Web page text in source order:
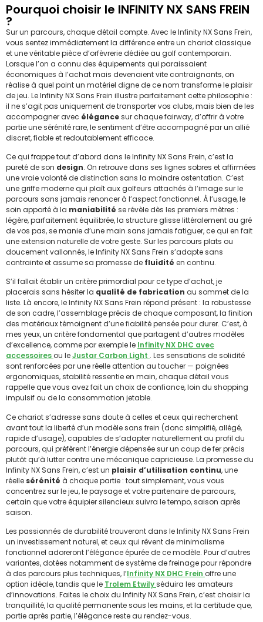
Pourquoi choisir le INFINITY NX SANS FREIN
?
Sur un parcours, chaque détail compte. Avec le Infinity NX Sans Frein,
vous sentez immédiatement la différence entre un chariot classique
et une véritable pièce d’orfèvrerie dédiée au golf contemporain.
Lorsque l’on a connu des équipements qui paraissaient
économiques à l’achat mais devenaient vite contraignants, on
réalise à quel point un matériel digne de ce nom transforme le plaisir
de jeu. Le Infinity NX Sans Frein illustre parfaitement cette philosophie :
il ne s’agit pas uniquement de transporter vos clubs, mais bien de les
accompagner avec élégancesur chaque fairway, d’offrir à votre
partie une sérénité rare, le sentiment d’être accompagné par un allié
discret, fiable et redoutablement efficace.
Ce qui frappe tout d’abord dans le Infinity NX Sans Frein, c’est la
pureté de son design. On retrouve dans ses lignes sobres et affirmées
une vraie volonté de distinction sans la moindre ostentation. C’est
une griffe moderne qui plaît aux golfeurs attachés à l’image sur le
parcours sans jamais renoncer à l’aspect fonctionnel. À l’usage, le
soin apporté à la maniabilité se révèle dès les premiers mètres :
légère, parfaitement équilibrée, la structure glisse littéralement au gré
de vos pas, se manie d’une main sans jamais fatiguer, ce qui en fait
une extension naturelle de votre geste. Sur les parcours plats ou
doucement vallonnés, le Infinity NX Sans Frein s’adapte sans
contrainte et assume sa promesse de fluidité en continu.
S’il fallait établir un critère primordial pour ce type d’achat, je
placerais sans hésiter la qualité de fabrication au sommet de la
liste. Là encore, le Infinity NX Sans Frein répond présent : la robustesse
de son cadre, l’assemblage précis de chaque composant, la finition
des matériaux témoignent d’une fiabilité pensée pour durer. C’est, à
mes yeux, un critère fondamental que partagent d’autres modèles
d’excellence, comme par exemple le Infinity NX DHC avec
accessoires ou leJustar Carbon Light . Les sensations de solidité
sont renforcées par une réelle attention au toucher — poignées
ergonomiques, stabilité ressentie en main, chaque détail vous
rappelle que vous avez fait un choix de confiance, loin du shopping
impulsif ou de la consommation jetable.
Ce chariot s’adresse sans doute à celles et ceux qui recherchent
avant tout la liberté d’un modèle sans frein (donc simplifié, allégé,
rapide d’usage), capables de s’adapter naturellement au profil du
parcours, qui préfèrent l’énergie dépensée sur un coup de fer précis
plutôt qu’à lutter contre une mécanique capricieuse. La promesse du
Infinity NX Sans Frein, c’est un plaisir d’utilisation continu, une
réelle sérénité à chaque partie : tout simplement, vous vous
concentrez sur le jeu, le paysage et votre partenaire de parcours,
certain que votre équipier silencieux suivra le tempo, saison après
saison.
Les passionnés de durabilité trouveront dans le Infinity NX Sans Frein
un investissement naturel, et ceux qui rêvent de minimalisme
fonctionnel adoreront l’élégance épurée de ce modèle. Pour d’autres
variantes, dotées notamment de système de freinage pour répondre
à des parcours plus techniques, l’Infinity NX DHC Frein offre une
option idéale, tandis que le Trolem Etwilyséduira les amateurs
d’innovations. Faites le choix du Infinity NX Sans Frein, c’est choisir la
tranquillité, la qualité permanente sous les mains, et la certitude que,
partie après partie, l’élégance reste au rendez-vous.